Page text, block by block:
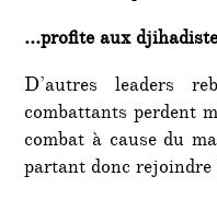
…profite aux
D’autres leaders
combattants perdent
combat à cause du
partant donc